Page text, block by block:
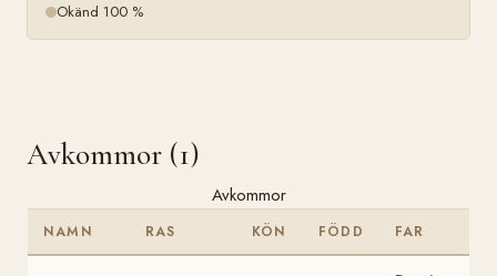
Okänd 100 %
Avkommor (1)
Avkommor
NAMN RAS KÖN FÖDD FAR